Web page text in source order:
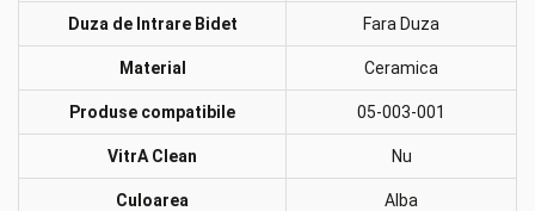
Duza de Intrare Bidet Fara Duza
Material Ceramica
Produse compatibile 05-003-001
VitrA Clean Nu
Culoarea Alba